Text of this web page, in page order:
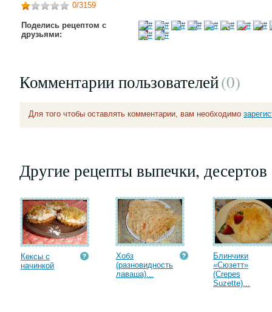
0/3159
Поделись рецептом с
друзьями:
Комментарии пользователей(0)
Для того чтобы оставлять комментарии, вам необходимо
Другие рецепты выпечки, десертов
Кексы с
начинкой
Хобз
(разновидность
лаваша)...
Блинчики
«Сюзетт»
(Crepes
Suzette)...